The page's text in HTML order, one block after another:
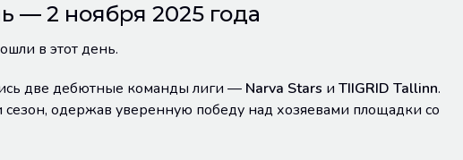
— 2 ноября 2025 года
в этот день.
две дебютные команды лиги — Narva Stars и TIIGRID Tallinn.
сезон, одержав уверенную победу над хозяевами площадки со